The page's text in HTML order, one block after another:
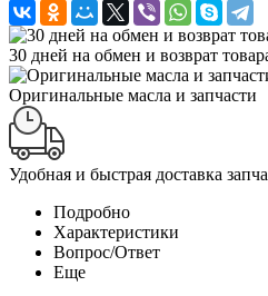
30 дней на обмен и возврат
Оригинальные масла и запчасти
Удобная и быстрая доставка
Подробно
Характеристики
Вопрос/Ответ
Еще